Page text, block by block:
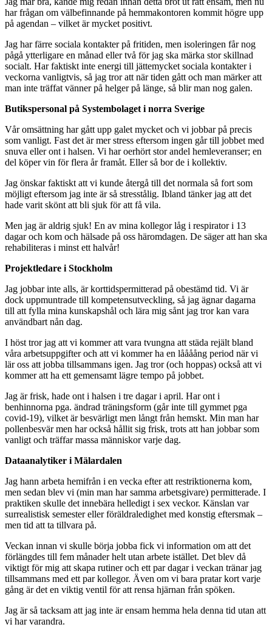
har frågan om välbefinnande på hemmakontoren kommit högre upp
på agendan – vilket är mycket positivt.
Jag har färre sociala kontakter på fritiden, men isoleringen får nog
pågå ytterligare en månad eller två för jag ska märka stor skillnad
socialt. Har faktiskt inte energi till jättemycket sociala kontakter i
veckorna vanligtvis, så jag tror att när tiden gått och man märker att
man inte träffat vänner på helger på länge, så blir man nog galen.
Butikspersonal på Systembolaget i norra Sverige
Vår omsättning har gått upp galet mycket och vi jobbar på precis
som vanligt. Fast det är mer stress eftersom ingen går till jobbet med
snuva eller ont i halsen. Vi har oerhört stor andel hemleveranser; en
del köper vin för flera år framåt. Eller så bor de i kollektiv.
Jag önskar faktiskt att vi kunde återgå till det normala så fort som
möjligt eftersom jag inte är så stresstålig. Ibland tänker jag att det
hade varit skönt att bli sjuk för att få vila.
Men jag är aldrig sjuk! En av mina kollegor låg i respirator i 13
dagar och kom och hälsade på oss häromdagen. De säger att han ska
rehabiliteras i minst ett halvår!
Projektledare i Stockholm
Jag jobbar inte alls, är korttidspermitterad på obestämd tid. Vi är
dock uppmuntrade till kompetensutveckling, så jag ägnar dagarna
till att fylla mina kunskapshål och lära mig sånt jag tror kan vara
användbart nån dag.
I höst tror jag att vi kommer att vara tvungna att städa rejält bland
våra arbetsuppgifter och att vi kommer ha en låååång period när vi
lär oss att jobba tillsammans igen. Jag tror (och hoppas) också att vi
kommer att ha ett gemensamt lägre tempo på jobbet.
Jag är frisk, hade ont i halsen i tre dagar i april. Har ont i
benhinnorna pga. ändrad träningsform (går inte till gymmet pga
covid-19), vilket är besvärligt men långt från hemskt. Min man har
pollenbesvär men har också hållit sig frisk, trots att han jobbar som
vanligt och träffar massa människor varje dag.
Dataanalytiker i Mälardalen
Jag hann arbeta hemifrån i en vecka efter att restriktionerna kom,
men sedan blev vi (min man har samma arbetsgivare) permitterade. I
praktiken skulle det innebära helledigt i sex veckor. Känslan var
surrealistisk semester eller föräldraledighet med konstig eftersmak –
men tid att ta tillvara på.
Veckan innan vi skulle börja jobba fick vi information om att det
förlängdes till fem månader helt utan arbete istället. Det blev då
viktigt för mig att skapa rutiner och ett par dagar i veckan tränar jag
tillsammans med ett par kollegor. Även om vi bara pratar kort varje
gång är det en viktig ventil för att rensa hjärnan från spöken.
Jag är så tacksam att jag inte är ensam hemma hela denna tid utan att
vi har varandra.